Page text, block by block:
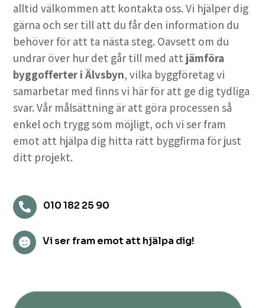
alltid välkommen att kontakta oss. Vi hjälper dig
gärna och ser till att du får den information du
behöver för att ta nästa steg. Oavsett om du
undrar över hur det går till med att jämföra
byggofferter i Älvsbyn, vilka byggföretag vi
samarbetar med finns vi här för att ge dig tydliga
svar. Vår målsättning är att göra processen så
enkel och trygg som möjligt, och vi ser fram
emot att hjälpa dig hitta rätt byggfirma för just
ditt projekt.
 010 182 25 90
 Vi ser fram emot att hjälpa dig!